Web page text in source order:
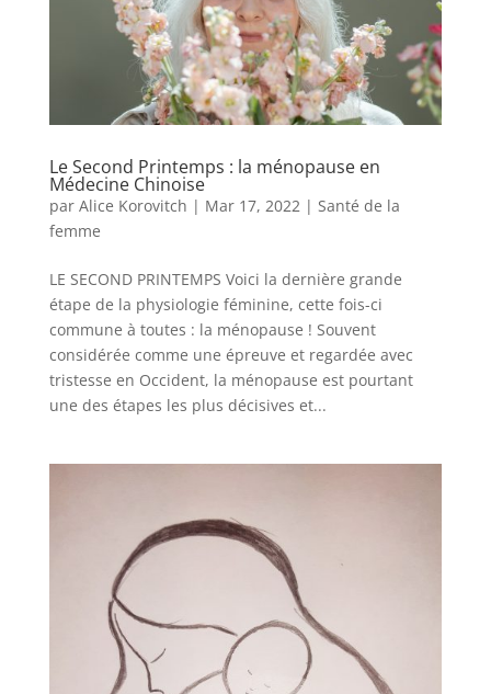
Le Second Printemps : la ménopause en
Médecine Chinoise
par Alice Korovitch | Mar 17, 2022| Santé de la
femme
LE SECOND PRINTEMPS Voici la dernière grande
étape de la physiologie féminine, cette fois-ci
commune à toutes : la ménopause ! Souvent
considérée comme une épreuve et regardée avec
tristesse en Occident, la ménopause est pourtant
une des étapes les plus décisives et...